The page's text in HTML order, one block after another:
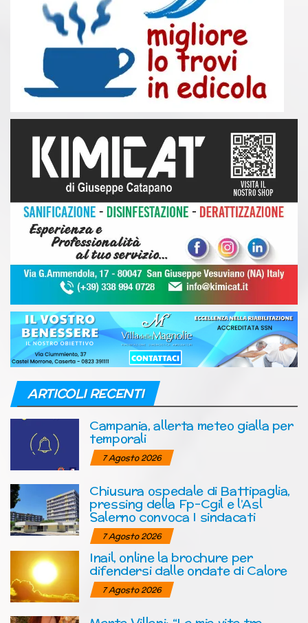
ARTICOLI RECENTI
Campania, allerta meteo gialla per
temporali
7 Agosto 2026
Chiusura ospedale di Battipaglia,
pressing della Fp-Cgil e l’Asl
Salerno convoca I sindacati
7 Agosto 2026
Inail, online la brochure per
difendersi dalle ondate di Calore
7 Agosto 2026